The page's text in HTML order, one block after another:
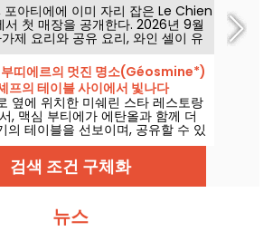
포아티에에 이미 자리 잡은 Le Chien
서 첫 매장을 공개한다. 2026년 9월
제 요리와 공유 요리, 와인 셀이 유
로가 파리 2구 Rue Feydeau에서
부띠에르의 멋진 명소(Géosmine*)
프의 테이블 사이에서 빛나다
옆에 위치한 미쉐린 스타 레스토랑
, 맥심 부티에가 에탄올과 함께 더
의 테이블을 선보이며, 공유할 수 있
적인 와인 리스트를 중심으로 구성
재료와 최상급 요리, 활기찬 분위기를
야심찬 주소는 이미 올해 우리의 최고
나로 꼽히고 있다.
검색 조건 구체화
뉴스